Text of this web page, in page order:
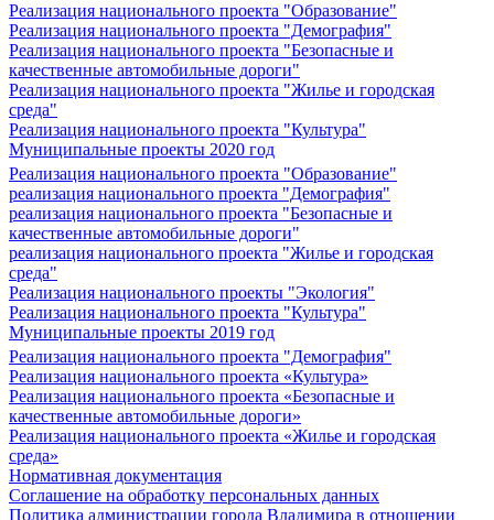
Реализация национального проекта "Образование"
Реализация национального проекта "Демография"
Реализация национального проекта "Безопасные и
качественные автомобильные дороги"
Реализация национального проекта "Жилье и городская
среда"
Реализация национального проекта "Культура"
Муниципальные проекты 2020 год
Реализация национального проекта "Образование"
реализация национального проекта "Демография"
реализация национального проекта "Безопасные и
качественные автомобильные дороги"
реализация национального проекта "Жилье и городская
среда"
Реализация национального проекты "Экология"
Реализация национального проекта "Культура"
Муниципальные проекты 2019 год
Реализация национального проекта "Демография"
Реализация национального проекта «Культура»
Реализация национального проекта «Безопасные и
качественные автомобильные дороги»
Реализация национального проекта «Жилье и городская
среда»
Нормативная документация
Соглашение на обработку персональных данных
Политика администрации города Владимира в отношении